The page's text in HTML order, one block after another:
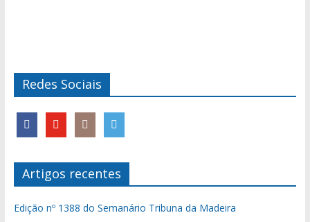
Redes Sociais
Artigos recentes
Edição nº 1388 do Semanário Tribuna da Madeira